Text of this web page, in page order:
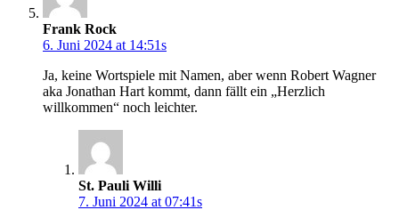
Frank Rock
6. Juni 2024 at 14:51s
Ja, keine Wortspiele mit Namen, aber wenn Robert Wagner
aka Jonathan Hart kommt, dann fällt ein „Herzlich
willkommen“ noch leichter.
St. Pauli Willi
7. Juni 2024 at 07:41s